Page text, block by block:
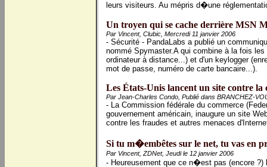
leurs visiteurs. Au mépris d�une
Un troyen qui se cache derrière MSN
Par Vincent, Clubic, Mercredi 11 janvier 2006
- Sécurité - PandaLabs a publié un
nommé Spymaster.A qui combine à la fois
ordinateur à distance...) et d'un keylogger
mot de passe, numéro de carte bancaire...).
Les États-Unis lancent un site contre
Par Jean-Charles Condo, Publié dans BRANCHEZ-
- La Commission fédérale du commerce
gouvernement américain, inaugure un site
contre les fraudes et autres menaces
Si tu m�embêtes sur le net, tu vas en
Par Vincent, ZDNet, Jeudi le 12 janvier 2006
- Heureusement que ce n�est pas (encore